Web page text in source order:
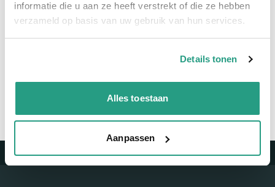
informatie die u aan ze heeft verstrekt of die ze hebben
verzameld op basis van uw gebruik van hun services.
Details tonen
Alles toestaan
Aanpassen
We zijn beschikbaar van ma t/m vr van 08:00 tot 17:00 uur.
Trustpilot